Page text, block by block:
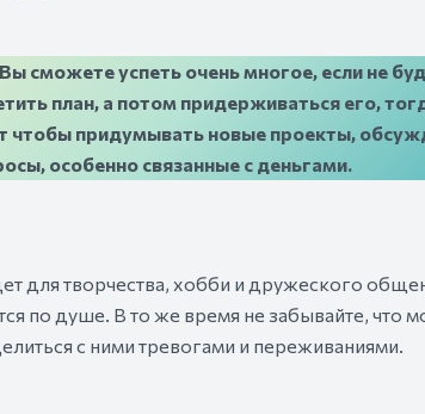
сможете успеть очень многое, если не
план, а потом придерживаться его,
чтобы придумывать новые проекты,
особенно связанные с деньгами.
для творчества, хобби и дружеского
по душе. В то же время не забывайте, что
с ними тревогами и переживаниями.